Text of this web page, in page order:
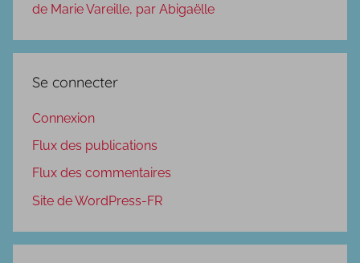
de Marie Vareille, par Abigaëlle
Se connecter
Connexion
Flux des publications
Flux des commentaires
Site de WordPress-FR